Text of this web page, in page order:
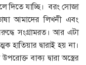
দিতে যাচ্ছি। বরং সোজা
আমাদের লিখনী এবং
সংগ্রামরত। আর এটা
হাতিয়ার দ্বারাই হয় না।
বাক্য দ্বারা অস্ত্রের